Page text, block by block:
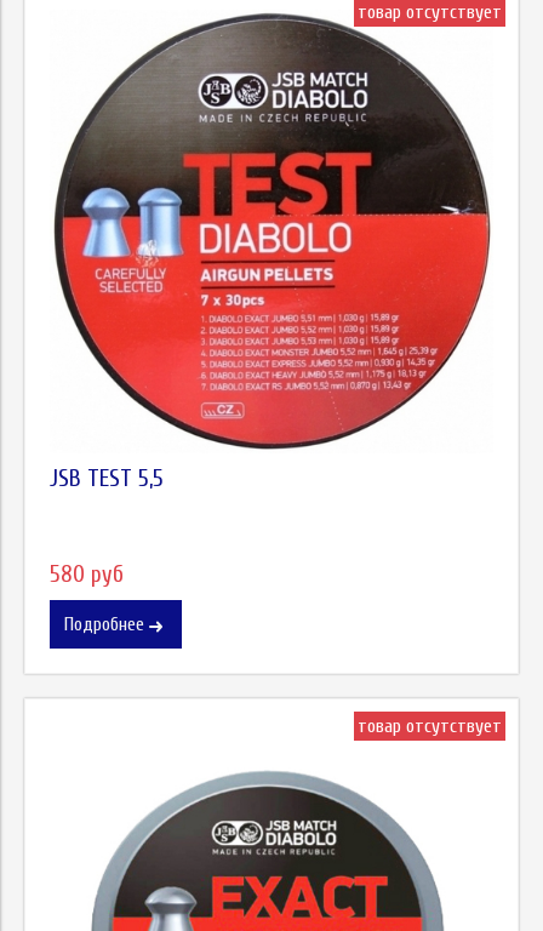
товар отсутствует
JSB TEST 5,5
580 руб
Подробнее
товар отсутствует